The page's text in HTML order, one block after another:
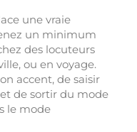
une vraie
un minimum
des locuteurs
ou en voyage.
accent, de saisir
de sortir du mode
le mode